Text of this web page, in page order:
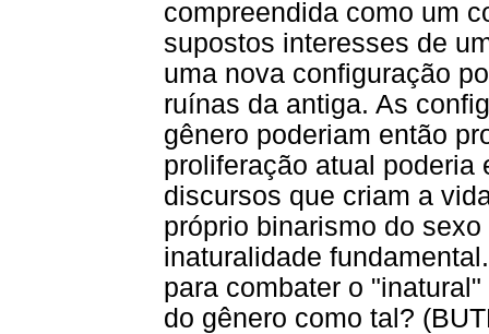
compreendida como um
supostos interesses de
uma nova configuração
ruínas da antiga. As
gênero poderiam então
proliferação atual poderia
discursos que criam a
próprio binarismo do
inaturalidade
para combater o
do gênero como tal?